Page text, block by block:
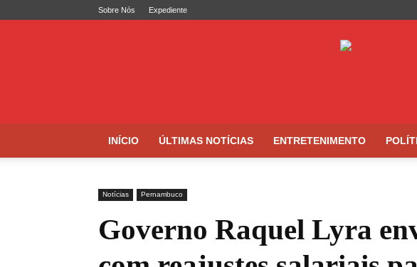
Sobre Nós Expediente
INÍCIO ÚLTIMAS NOTÍCIAS ENTRETENIMENTO
Notícias Pernambuco
Governo Raquel Lyra